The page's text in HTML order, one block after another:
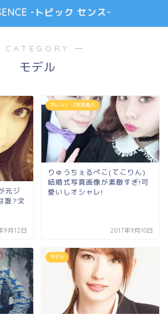
-トピック センス-
―
モデル
元ジ
誰?文
9月12日
タレント・2世芸能人
りゅうちぇるぺこ(てこりん)
結婚式写真画像が素敵すぎ!可
愛いしオシャレ!
2017年9月10日
モデル